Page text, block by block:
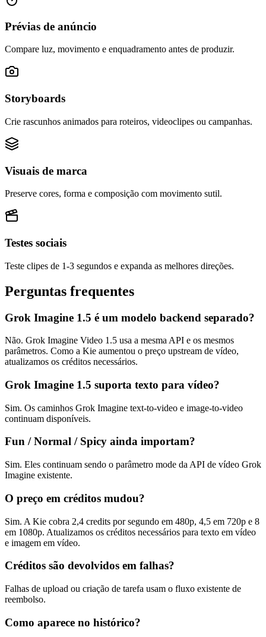
Prévias de anúncio
Compare luz, movimento e enquadramento antes de produzir.
Storyboards
Crie rascunhos animados para roteiros, videoclipes ou campanhas.
Visuais de marca
Preserve cores, forma e composição com movimento sutil.
Testes sociais
Teste clipes de 1-3 segundos e expanda as melhores direções.
Perguntas frequentes
Grok Imagine 1.5 é um modelo backend separado?
Não. Grok Imagine Video 1.5 usa a mesma API e os mesmos
parâmetros. Como a Kie aumentou o preço upstream de vídeo,
atualizamos os créditos necessários.
Grok Imagine 1.5 suporta texto para vídeo?
Sim. Os caminhos Grok Imagine text-to-video e image-to-video
continuam disponíveis.
Fun / Normal / Spicy ainda importam?
Sim. Eles continuam sendo o parâmetro mode da API de vídeo Grok
Imagine existente.
O preço em créditos mudou?
Sim. A Kie cobra 2,4 credits por segundo em 480p, 4,5 em 720p e 8
em 1080p. Atualizamos os créditos necessários para texto em vídeo
e imagem em vídeo.
Créditos são devolvidos em falhas?
Falhas de upload ou criação de tarefa usam o fluxo existente de
reembolso.
Como aparece no histórico?